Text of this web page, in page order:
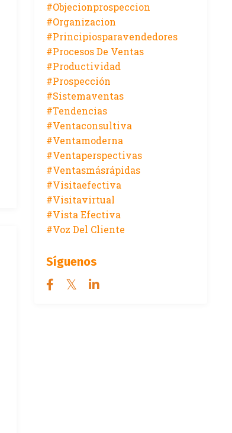
#objecionprospeccion
#organizacion
#principiosparavendedores
#procesos De Ventas
#productividad
#prospección
#sistemaventas
#tendencias
#ventaconsultiva
#ventamoderna
#ventaperspectivas
#ventasmásrápidas
#visitaefectiva
#visitavirtual
#vista Efectiva
#voz Del Cliente
Síguenos